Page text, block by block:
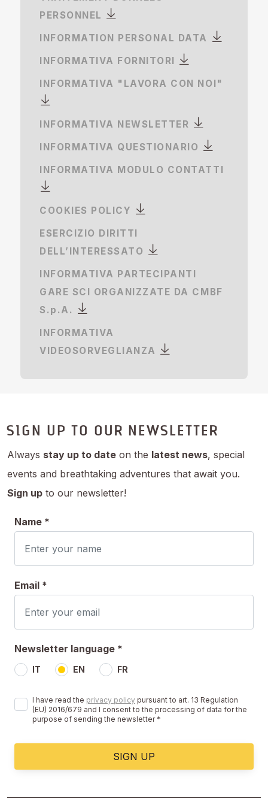
PERSONNEL
INFORMATION PERSONAL DATA
INFORMATIVA FORNITORI
INFORMATIVA "LAVORA CON NOI"
INFORMATIVA NEWSLETTER
INFORMATIVA QUESTIONARIO
INFORMATIVA MODULO CONTATTI
COOKIES POLICY
ESERCIZIO DIRITTI
DELL’INTERESSATO
INFORMATIVA PARTECIPANTI
GARE SCI ORGANIZZATE DA CMBF
S.p.A.
INFORMATIVA
VIDEOSORVEGLIANZA
SIGN UP TO OUR NEWSLETTER
Always stay up to date on the latest news, special
events and breathtaking adventures that await you.
Sign up to our newsletter!
Name *
Email *
Newsletter language *
IT EN FR
I have read the privacy policy pursuant to art. 13 Regulation
(EU) 2016/679 and I consent to the processing of data for the
purpose of sending the newsletter *
SIGN UP